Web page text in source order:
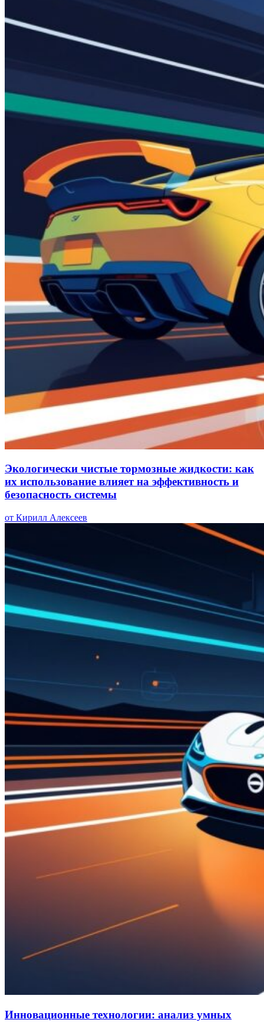
Экологически чистые тормозные жидкости: как
их использование влияет на эффективность и
безопасность системы
от Кирилл Алексеев
Инновационные технологии: анализ умных